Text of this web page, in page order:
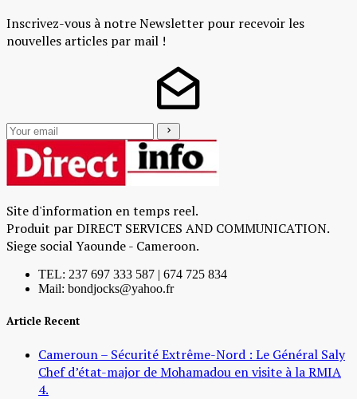
Inscrivez-vous à notre Newsletter pour recevoir les
nouvelles articles par mail !
Site d'information en temps reel.
Produit par DIRECT SERVICES AND COMMUNICATION.
Siege social Yaounde - Cameroon.
TEL: 237 697 333 587 | 674 725 834
Mail: bondjocks@yahoo.fr
Article Recent
Cameroun – Sécurité Extrême-Nord : Le Général Saly
Chef d’état-major de Mohamadou en visite à la RMIA
4.